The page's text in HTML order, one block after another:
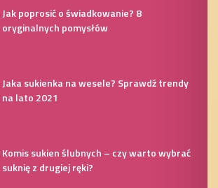
Jak poprosić o świadkowanie? 8
oryginalnych pomysłów
Jaka sukienka na wesele? Sprawdź trendy
na lato 2021
Komis sukien ślubnych – czy warto wybrać
suknię z drugiej ręki?